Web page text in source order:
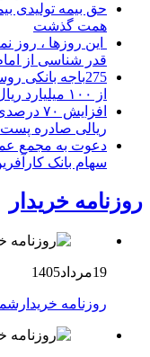
همت گذشت
این روزها ، روز
قدر شناسی از
275باجه بانکی
از ۱۰۰ میلیارد ریال افزایش دادند
ریالی صادره پست
دعوت به مجمع
سهام بانک
روزنامه خریدار
19مرداد1405
روزنامه خریدارشماره